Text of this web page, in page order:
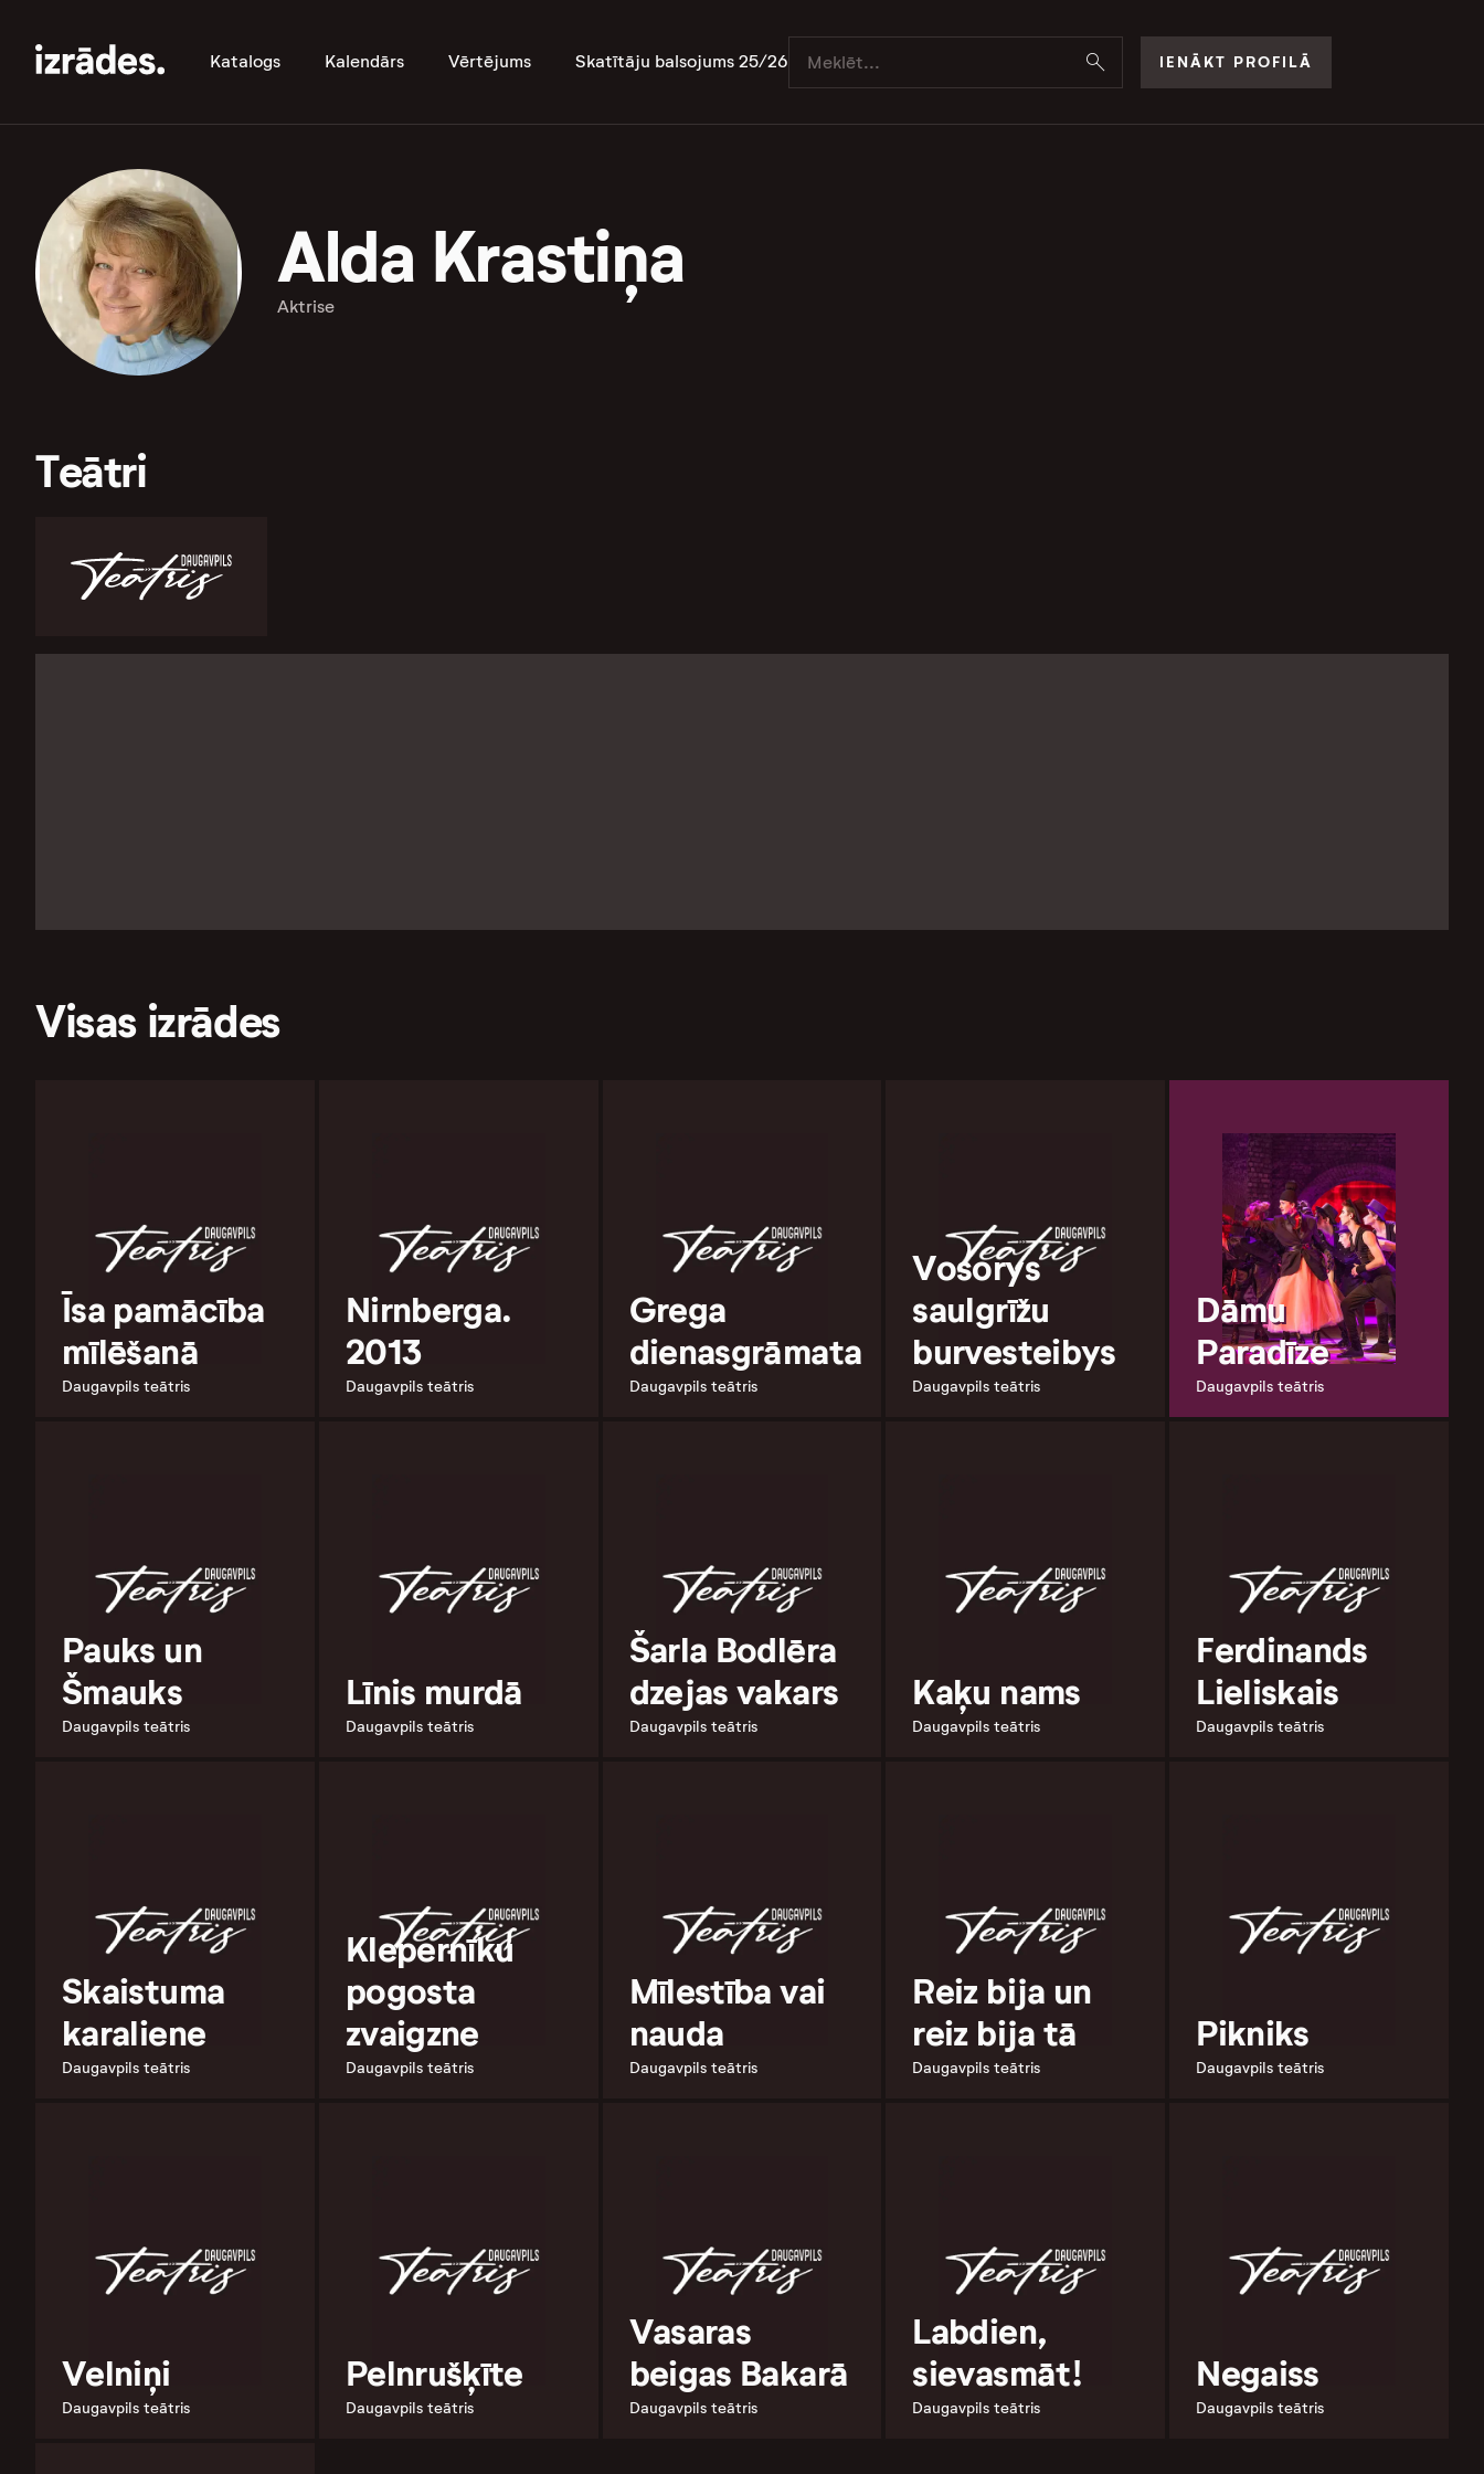
Katalogs Kalendārs Vērtējums Skatītāju balsojums 25/26 IENĀKT PROFILĀ
Alda Krastiņa
Aktrise
Teātri
Visas izrādes
Īsa pamācība
mīlēšanā
Daugavpils teātris
Nirnberga.
2013
Daugavpils teātris
Grega
dienasgrāmata
Daugavpils teātris
Vosorys
saulgrīžu
burvesteibys
Daugavpils teātris
Dāmu
Paradīze
Daugavpils teātris
Pauks un
Šmauks
Daugavpils teātris
Līnis murdā
Daugavpils teātris
Šarla Bodlēra
dzejas vakars
Daugavpils teātris
Kaķu nams
Daugavpils teātris
Ferdinands
Lieliskais
Daugavpils teātris
Skaistuma
karaliene
Daugavpils teātris
Klepernīku
pogosta
zvaigzne
Daugavpils teātris
Mīlestība vai
nauda
Daugavpils teātris
Reiz bija un
reiz bija tā
Daugavpils teātris
Pikniks
Daugavpils teātris
Velniņi
Daugavpils teātris
Pelnrušķīte
Daugavpils teātris
Vasaras
beigas Bakarā
Daugavpils teātris
Labdien,
sievasmāt!
Daugavpils teātris
Negaiss
Daugavpils teātris